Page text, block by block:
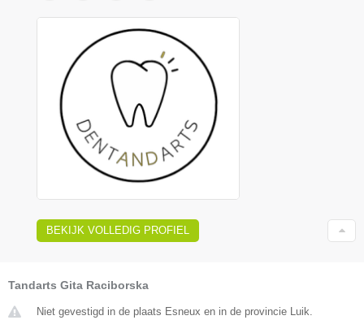
BEKIJK VOLLEDIG PROFIEL
Tandarts Gita Raciborska
Niet gevestigd in de plaats Esneux en in de provincie Luik.